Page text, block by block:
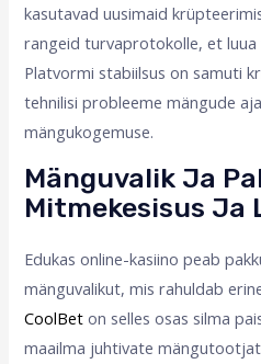
kasutavad uusimaid
rangeid turvaprotokolle, et luua
Platvormi stabiilsus on samuti
tehnilisi probleeme mängude
mängukogemuse.
Mänguvalik Ja
Mitmekesisus Ja
Edukas online-kasiino peab
mänguvalikut, mis rahuldab
CoolBet on selles osas silma
maailma juhtivate